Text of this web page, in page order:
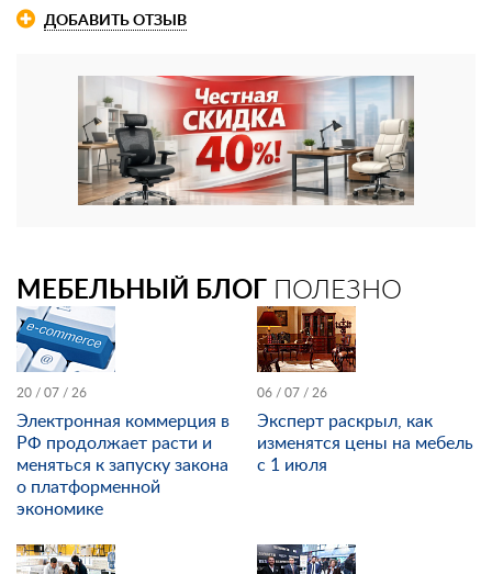
ДОБАВИТЬ ОТЗЫВ
МЕБЕЛЬНЫЙ БЛОГ ПОЛЕЗНО
20 / 07 / 26
Электронная коммерция в
РФ продолжает расти и
меняться к запуску закона
о платформенной
экономике
06 / 07 / 26
Эксперт раскрыл, как
изменятся цены на мебель
с 1 июля